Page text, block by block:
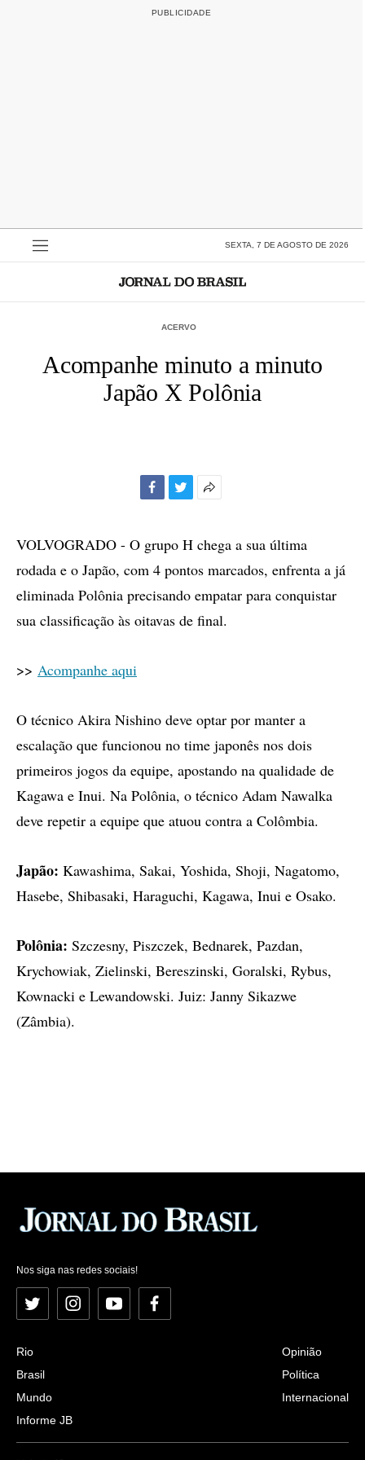
SEXTA, 7 DE AGOSTO DE 2026
ACERVO
Acompanhe minuto a minuto
Japão X Polônia
compartilhamento
VOLVOGRADO - O grupo H chega a sua última
rodada e o Japão, com 4 pontos marcados, enfrenta a já
eliminada Polônia precisando empatar para conquistar
sua classificação às oitavas de final.
>> Acompanhe aqui
O técnico Akira Nishino deve optar por manter a
escalação que funcionou no time japonês nos dois
primeiros jogos da equipe, apostando na qualidade de
Kagawa e Inui. Na Polônia, o técnico Adam Nawalka
deve repetir a equipe que atuou contra a Colômbia.
Japão: Kawashima, Sakai, Yoshida, Shoji, Nagatomo,
Hasebe, Shibasaki, Haraguchi, Kagawa, Inui e Osako.
Polônia: Szczesny, Piszczek, Bednarek, Pazdan,
Krychowiak, Zielinski, Bereszinski, Goralski, Rybus,
Kownacki e Lewandowski. Juiz: Janny Sikazwe
(Zâmbia).
Nos siga nas redes sociais!
Twitter InstagramYouTubeFacebook
Rio
Brasil
Mundo
Informe JB
Opinião
Política
Internacional